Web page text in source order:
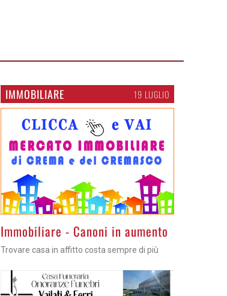
IMMOBILIARE 19 LUGLIO
Immobiliare - Canoni in aumento
Trovare casa in affitto costa sempre di più